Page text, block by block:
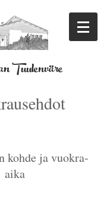
Tuulenväre
kohde ja vuokra-
aika